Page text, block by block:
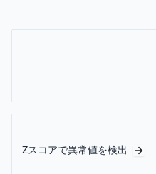
Zスコアで異常値を検出